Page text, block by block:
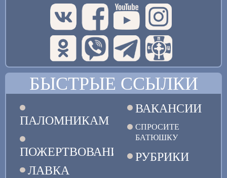
БЫСТРЫЕ ССЫЛКИ
ПАЛОМНИКАМ
ПОЖЕРТВОВАНИЯ
ЛАВКА
ВАКАНСИИ
СПРОСИТЕ
БАТЮШКУ
РУБРИКИ